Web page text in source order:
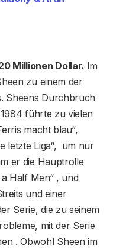
Millionen Dollar. Im
zu einem der
Sheens Durchbruch
führte zu vielen
macht blau“,
letzte Liga“, um nur
er die Hauptrolle
Half Men“ , und
und einer
Serie, die zu seinem
mit der Serie
. Obwohl Sheen im